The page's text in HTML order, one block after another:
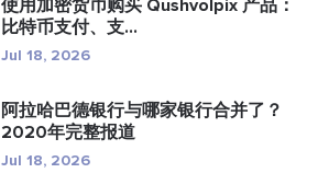
使用加密货币购买 Qushvolpix 产品：
比特币支付、支...
Jul 18, 2026
阿拉哈巴德银行与哪家银行合并了？
2020年完整报道
Jul 18, 2026